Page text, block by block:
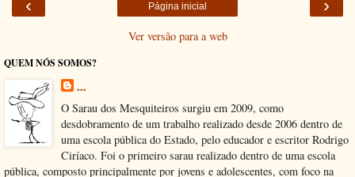
‹ ›
Página inicial
Ver versão para a web
QUEM NÓS SOMOS?
...
O Sarau dos Mesquiteiros surgiu em 2009, como
desdobramento de um trabalho realizado desde 2006 dentro de
uma escola pública do Estado, pelo educador e escritor Rodrigo
Ciríaco. Foi o primeiro sarau realizado dentro de uma escola
pública, composto principalmente por jovens e adolescentes, com foco na